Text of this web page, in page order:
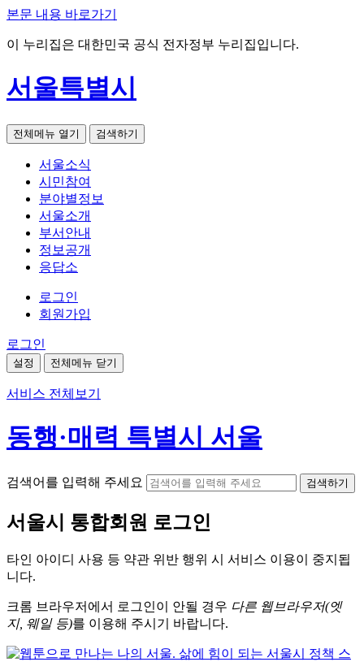
본문 내용 바로가기
이 누리집은 대한민국 공식 전자정부 누리집입니다.
서울특별시
전체메뉴 열기 검색하기
서울소식
시민참여
분야별정보
서울소개
부서안내
정보공개
응답소
로그인
회원가입
로그인
설정 전체메뉴 닫기
서비스 전체보기
동행·매력 특별시 서울
검색어를 입력해 주세요 검색하기
서울시 통합회원 로그인
타인 아이디 사용 등 약관 위반 행위 시 서비스 이용이 중지됩
니다.
크롬 브라우저에서 로그인이 안될 경우 다른 웹브라우저(엣
지, 웨일 등)를 이용해 주시기 바랍니다.